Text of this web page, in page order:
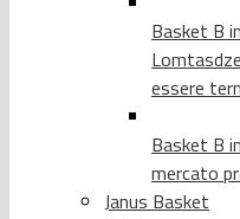
Basket B
essere
Basket B
mercato
Janus Basket